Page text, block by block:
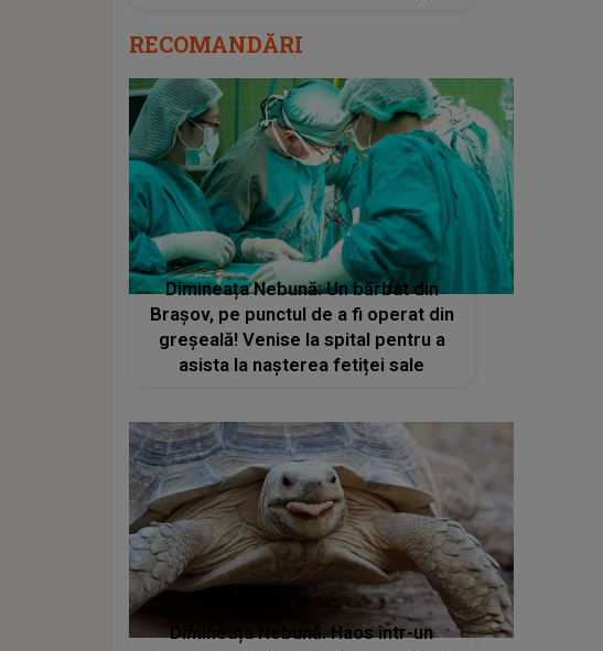
RECOMANDĂRI
Dimineața Nebună: Un bărbat din
Brașov, pe punctul de a fi operat din
greșeală! Venise la spital pentru a
asista la nașterea fetiței sale
Dimineața Nebună: Haos într-un